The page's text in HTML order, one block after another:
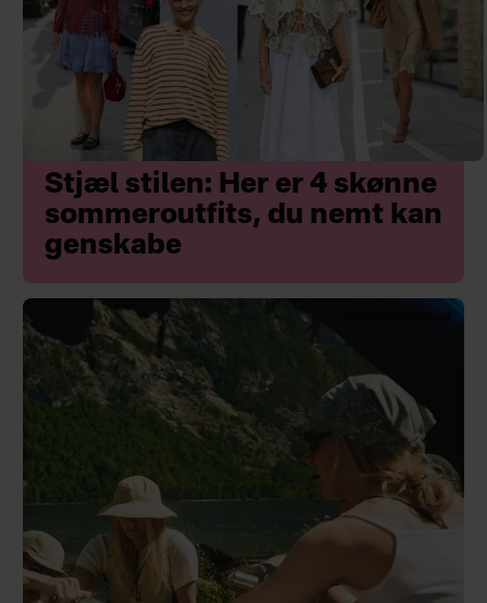
Stjæl stilen: Her er 4 skønne
sommeroutfits, du nemt kan
genskabe